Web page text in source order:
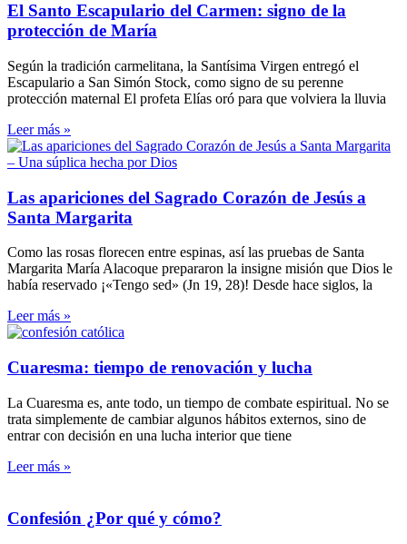
El Santo Escapulario del Carmen: signo de la
protección de María
Según la tradición carmelitana, la Santísima Virgen entregó el
Escapulario a San Simón Stock, como signo de su perenne
protección maternal El profeta Elías oró para que volviera la lluvia
Leer más »
Las apariciones del Sagrado Corazón de Jesús a
Santa Margarita
Como las rosas florecen entre espinas, así las pruebas de Santa
Margarita María Alacoque prepararon la insigne misión que Dios le
había reservado ¡«Tengo sed» (Jn 19, 28)! Desde hace siglos, la
Leer más »
Cuaresma: tiempo de renovación y lucha
La Cuaresma es, ante todo, un tiempo de combate espiritual. No se
trata simplemente de cambiar algunos hábitos externos, sino de
entrar con decisión en una lucha interior que tiene
Leer más »
Confesión ¿Por qué y cómo?